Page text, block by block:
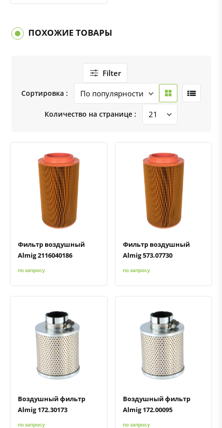
ПОХОЖИЕ ТОВАРЫ
Filter
Сортировка :
Количество на странице :
Быстрый просмотрДобавить к сравнению
Добавить в избранное
Фильтр воздушный
Almig 2116040186
по запросу
Быстрый просмотрДобавить к сравнению
Добавить в избранное
Фильтр воздушный
Almig 573.07730
по запросу
Быстрый просмотрДобавить к сравнению
Добавить в избранное
Воздушный фильтр
Almig 172.30173
по запросу
Быстрый просмотрДобавить к сравнению
Добавить в избранное
Воздушный фильтр
Almig 172.00095
по запросу